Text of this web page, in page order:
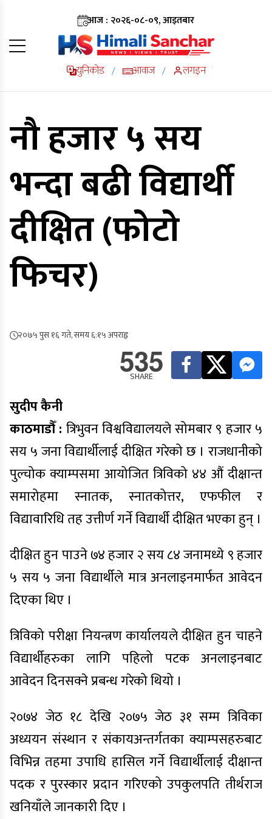
आज : २०२६-०८-०९, आइतबार
युनिकोड / आवाज / लगइन
नौ हजार ५ सय
भन्दा बढी विद्यार्थी
दीक्षित (फोटो
फिचर)
२०७५ पुस १६ गते, समय ६:१५ अपराह्न
535
SHARE
सुदीप कैनी
काठमाडौँ : त्रिभुवन विश्वविद्यालयले सोमबार ९ हजार ५
सय ५ जना विद्यार्थीलाई दीक्षित गरेको छ । राजधानीको
पुल्चोक क्याम्पसमा आयोजित त्रिविको ४४ औं दीक्षान्त
समारोहमा स्नातक, स्नातकोत्तर, एफफील र
विद्यावारिधि तह उत्तीर्ण गर्ने विद्यार्थी दीक्षित भएका हुन् ।
दीक्षित हुन पाउने ७४ हजार २ सय ८४ जनामध्ये ९ हजार
५ सय ५ जना विद्यार्थीले मात्र अनलाइनमार्फत आवेदन
दिएका थिए ।
त्रिविको परीक्षा नियन्त्रण कार्यालयले दीक्षित हुन चाहने
विद्यार्थीहरुका लागि पहिलो पटक अनलाइनबाट
आवेदन दिनसक्ने प्रबन्ध गरेको थियो ।
२०७४ जेठ १८ देखि २०७५ जेठ ३१ सम्म त्रिविका
अध्ययन संस्थान र संकायअन्तर्गतका क्याम्पसहरुबाट
विभिन्न तहमा उपाधि हासिल गर्ने विद्यार्थीलाई दीक्षान्त
पदक र पुरस्कार प्रदान गरिएको उपकुलपति तीर्थराज
खनियाँले जानकारी दिए ।